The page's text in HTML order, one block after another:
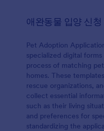
애완동물 입양 신
Pet Adoption
specialized digital
process of matching
homes. These
rescue organizations,
collect essential
such as their living
and preferences for
standardizing the